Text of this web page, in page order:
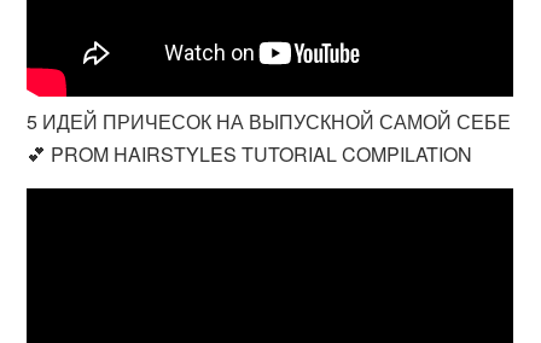
5 ИДЕЙ ПРИЧЕСОК НА ВЫПУСКНОЙ САМОЙ СЕБЕ
💕 PROM HAIRSTYLES TUTORIAL COMPILATION